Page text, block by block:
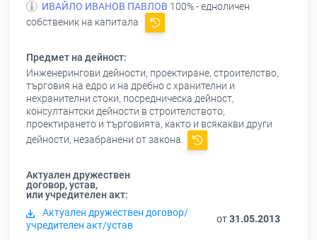
ИВАЙЛО ИВАНОВ ПАВЛОВ 100% - едноличен
собственик на капитала
Предмет на дейност:
Инженерингови дейности, проектиране, строителство,
търговия на едро и на дребно с хранителни и
нехранителни стоки, посредническа дейност,
консултантски дейности в строителството,
проектирането и търговията, както и всякакви други
дейности, незабранени от закона.
Актуален дружествен
договор, устав,
или учредителен акт:
Актуален дружествен договор/
учредителен акт/устав
от31.05.2013